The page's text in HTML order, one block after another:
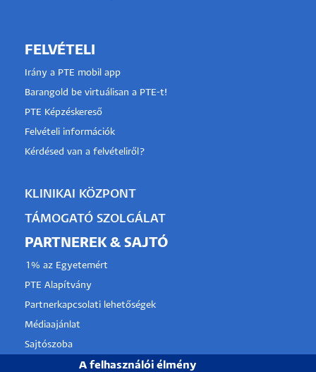
FELVÉTELI
Irány a PTE mobil app
Barangold be virtuálisan a PTE-t!
PTE Képzéskereső
Felvételi információk
Kérdésed van a felvételiről?
KLINIKAI KÖZPONT
TÁMOGATÓ SZOLGÁLAT
PARTNEREK & SAJTÓ
1% az Egyetemért
PTE Alapítvány
Partnerkapcsolati lehetőségek
Médiaajánlat
Sajtószoba
Pályázati projektekA felhasználói élmény